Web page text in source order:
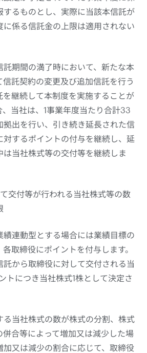
するものとし、実際に当該本信託が
に係る信託金の上限は適用されない
託期間の満了時において、新たな本
託契約の変更及び追加信託を行う
を継続して本制度を実施することが
当社は、1事業年度当たり合計33
拠出を行い、引き続き延長された信
対するポイントの付与を継続し、延
は当社株式等の交付等を継続しま
交付等が行われる当社株式等の数
績連動型とする場合には業績目標の
取締役にポイントを付与します。
から取締役に対して交付される当
トにつき当社株式1株として決定さ
る当社株式の数が株式の分割、株式
併合等によって増加又は減少した場
加又は減少の割合に応じて、取締役